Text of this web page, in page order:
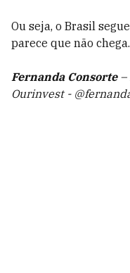
Ou seja, o Brasil
parece que não
Fernanda Consorte–
Ourinvest -